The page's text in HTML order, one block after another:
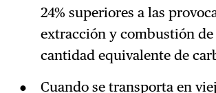
24% superiores a las
extracción y combustión de
cantidad equivalente de
Cuando se transporta en